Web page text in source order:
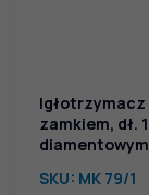
zamkiem, dł.
SKU: MK 79/1